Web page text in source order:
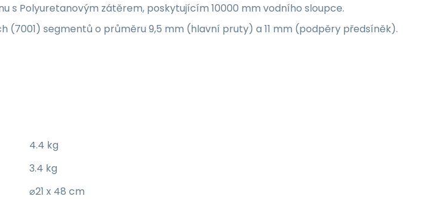
s Polyuretanovým zátěrem, poskytujícím 10000 mm vodního sloupce.
(7001) segmentů o průměru 9,5 mm (hlavní pruty) a 11 mm (podpěry předsíněk).
4.4 kg
3.4 kg
⌀21 x 48 cm